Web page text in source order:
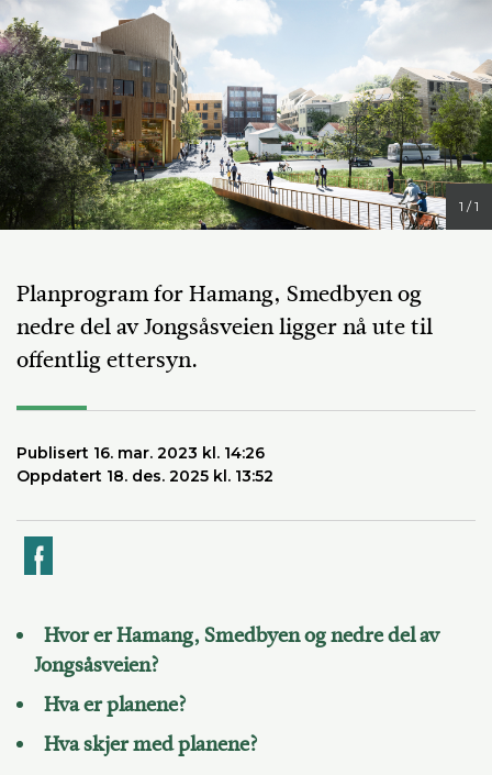
1 / 1
Planprogram for Hamang, Smedbyen og
nedre del av Jongsåsveien ligger nå ute til
offentlig ettersyn.
Publisert 16. mar. 2023 kl. 14:26
Oppdatert 18. des. 2025 kl. 13:52
Hvor er Hamang, Smedbyen og nedre del av
Jongsåsveien?
Hva er planene?
Hva skjer med planene?